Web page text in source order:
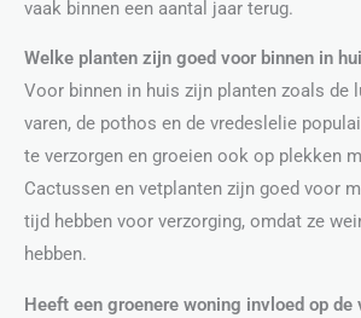
vaak binnen een aantal jaar terug.
Welke planten zijn goed voor binnen in
Voor binnen in huis zijn planten zoals de
varen, de pothos en de vredeslelie
te verzorgen en groeien ook op plekken
Cactussen en vetplanten zijn goed voor
tijd hebben voor verzorging, omdat ze
hebben.
Heeft een groenere woning invloed op de